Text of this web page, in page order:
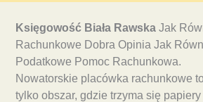
Księgowość Biała Rawska Jak
Rachunkowe Dobra Opinia Jak
Podatkowe Pomoc Rachunkowa.
Nowatorskie placówka rachunkowe
tylko obszar, gdzie trzyma się